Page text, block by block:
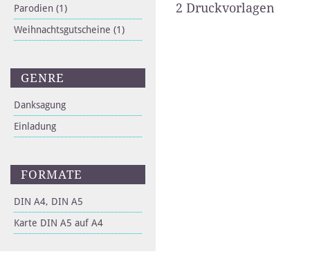
Parodien (1)
Weihnachtsgutscheine (1)
GENRE
Danksagung
Einladung
FORMATE
DIN A4, DIN A5
Karte DIN A5 auf A4
2 Druckvorlagen